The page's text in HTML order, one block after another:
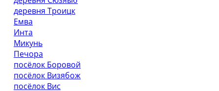
деревня Троицк
Емва
Инта
Микунь
Печора
посёлок Боровой
посёлок Визябож
посёлок Вис